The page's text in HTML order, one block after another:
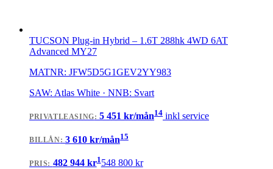
TUCSON Plug-in Hybrid – 1.6T 288hk 4WD 6AT
Advanced MY27
MATNR: JFW5D5G1GEV2YY983
SAW: Atlas White · NNB: Svart
PRIVATLEASING:5 451 kr/mån14 inkl service
BILLÅN: 3 610kr/mån15
PRIS: 482 944kr1548 800kr